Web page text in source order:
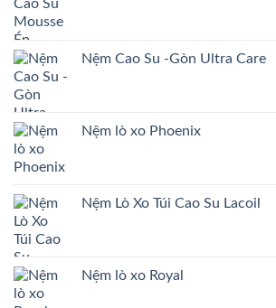
Nệm Cao Su -Gòn Ultra Care
Nệm lò xo Phoenix
Nệm Lò Xo Túi Cao Su Lacoil
Nệm lò xo Royal